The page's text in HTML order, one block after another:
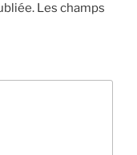
Les champs